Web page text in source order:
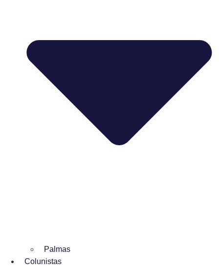
Palmas
Colunistas